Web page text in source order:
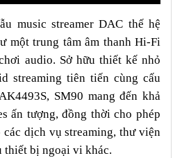
music streamer DAC thế hệ
một trung tâm âm thanh Hi-Fi
audio. Sở hữu thiết kế nhỏ
streaming tiên tiến cùng cấu
SM90 mang đến khả
ấn tượng, đồng thời cho phép
dịch vụ streaming, thư viện
thiết bị ngoại vi khác.